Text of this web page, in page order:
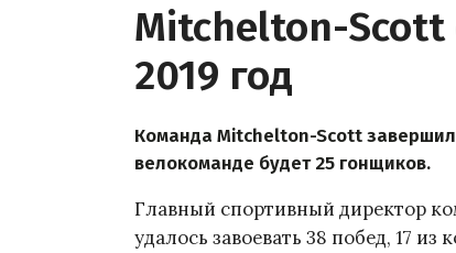
Mitchelton-Scott
2019 год
Команда Mitchelton-Scott
велокоманде будет 25 гонщиков.
Главный спортивный директор
удалось завоевать 38 побед, 17